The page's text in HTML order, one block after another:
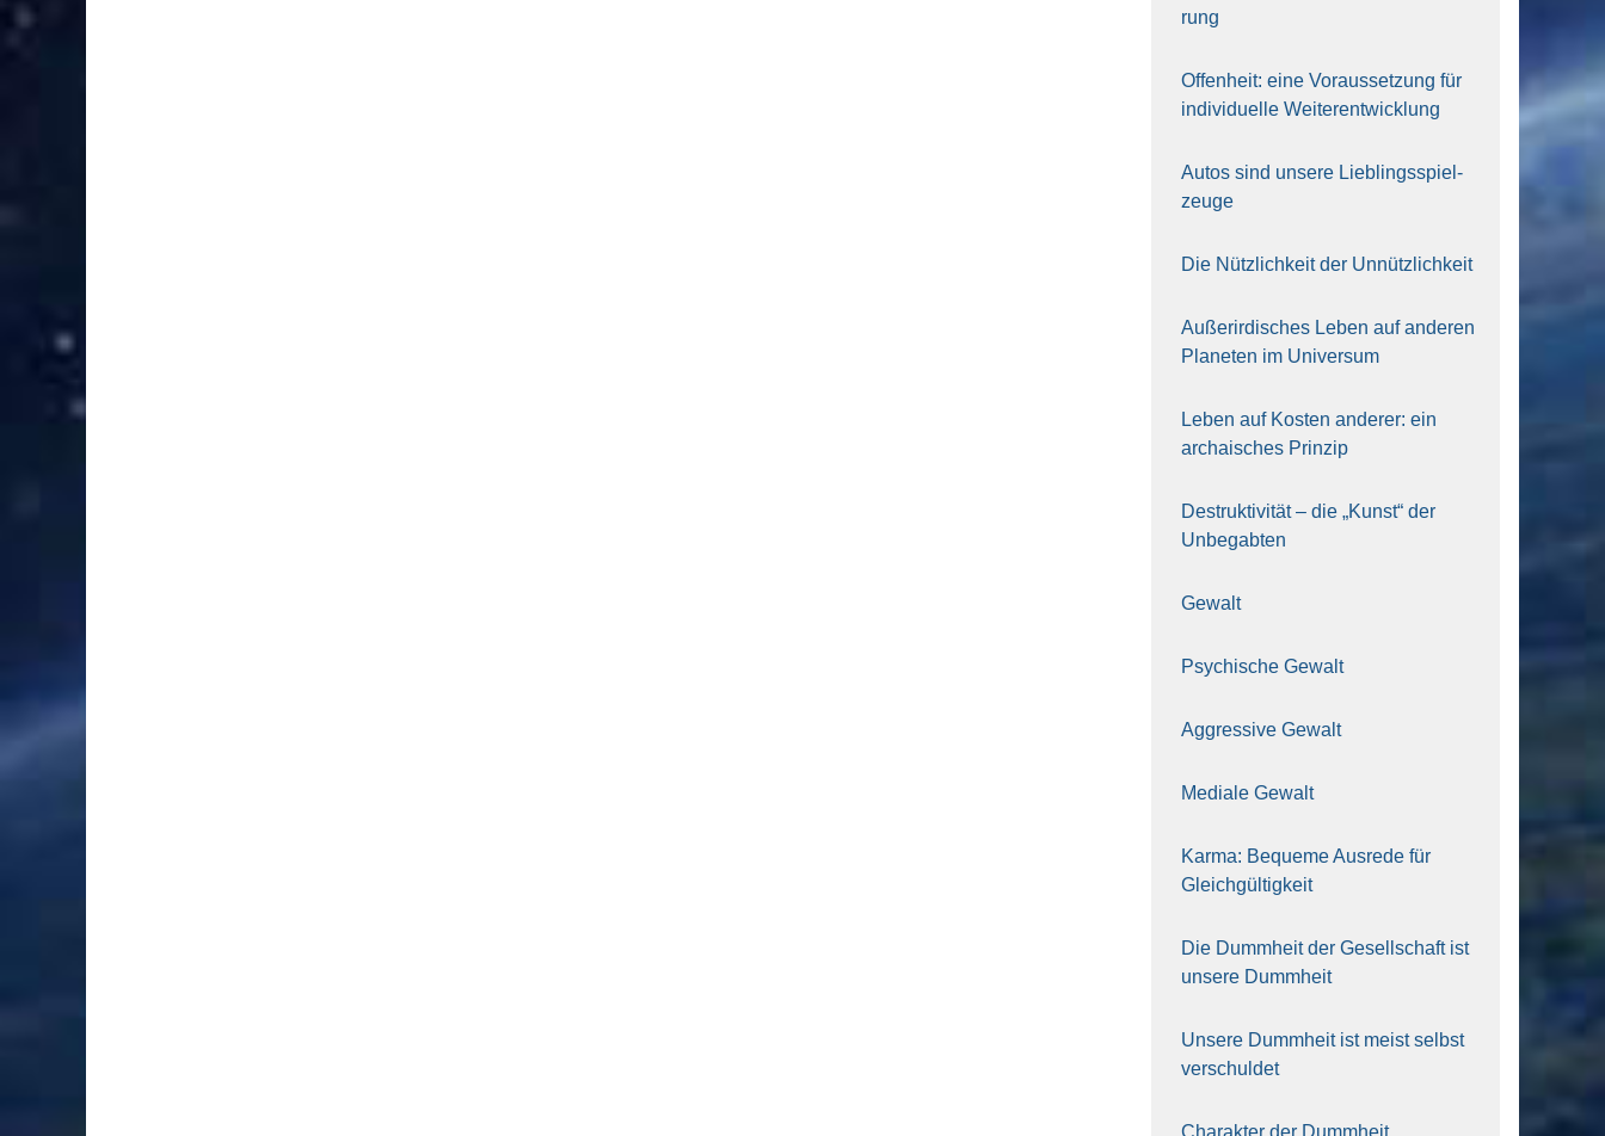
rung
Offen­heit: eine Vor­aus­set­zung für
indi­vi­du­el­le Wei­ter­ent­wick­lung
Autos sind unse­re Lieb­lings­spiel­
zeu­ge
Die Nütz­lich­keit der Unnütz­lich­keit
Außer­ir­di­sches Leben auf ande­ren
Pla­ne­ten im Uni­ver­sum
Leben auf Kos­ten ande­rer: ein
archai­sches Prin­zip
Destruk­ti­vi­tät – die „Kunst“ der
Unbe­gab­ten
Gewalt
Psy­chi­sche Gewalt
Aggres­si­ve Gewalt
Media­le Gewalt
Kar­ma: Beque­me Aus­re­de für
Gleich­gül­tig­keit
Die Dumm­heit der Gesell­schaft ist
unse­re Dumm­heit
Unse­re Dumm­heit ist meist selbst
ver­schul­det
Cha­rak­ter der Dumm­heit